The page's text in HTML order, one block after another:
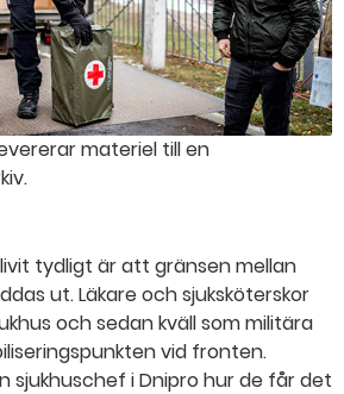
materiel till en
tydligt är att gränsen mellan
ut. Läkare och sjuksköterskor
och sedan kväll som militära
vid fronten.
sjukhuschef i Dnipro hur de får det